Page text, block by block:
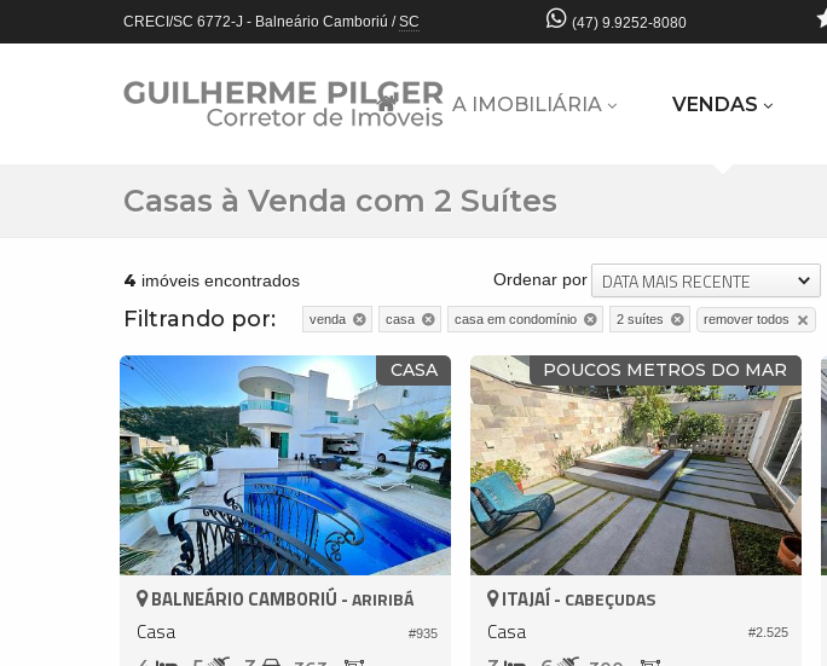
CRECI/SC 6772-J - Balneário Camboriú /SC (47) 9.9252-8080
A IMOBILIÁRIA VENDAS
Casas à Venda com 2 Suítes
4 imóveis encontrados Ordenar por DATA MAIS RECENTE
Filtrando por: venda casa casa em condomínio 2 suítes remover todos
CASA
#935
BALNEÁRIO CAMBORIÚ -ARIRIBÁ
Casa
POUCOS METROS DO MAR
#2.525
ITAJAÍ - CABEÇUDAS
Casa